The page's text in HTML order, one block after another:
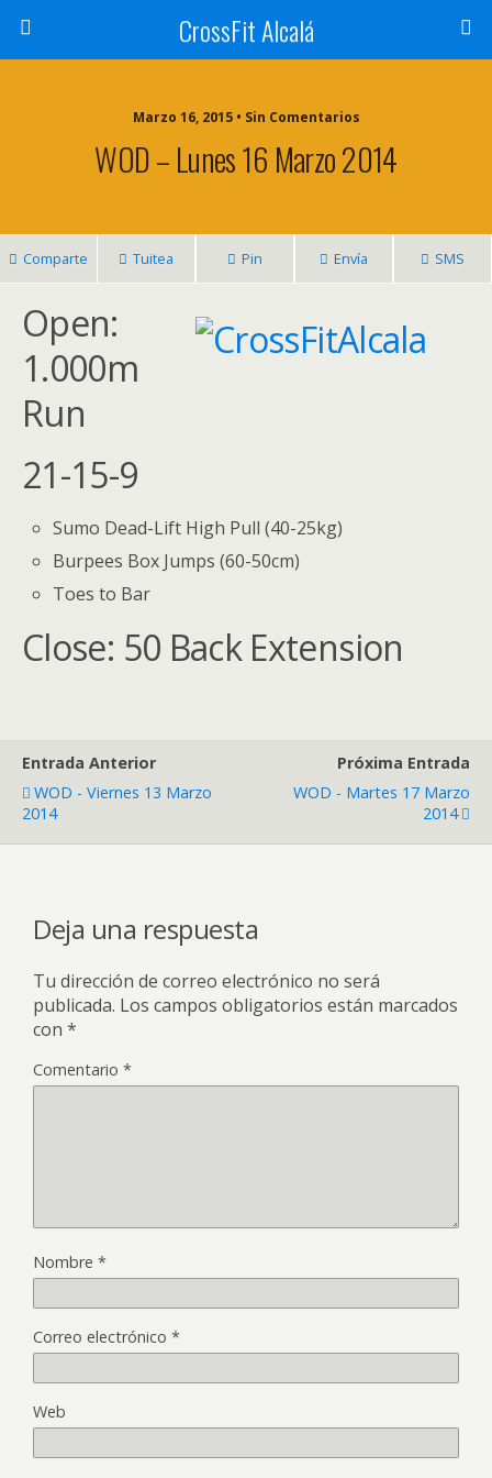
CrossFit Alcalá
Marzo 16, 2015 • Sin Comentarios
WOD – Lunes 16 Marzo 2014
Comparte Tuitea Pin Envía SMS
Open:
1.000m
Run
21-15-9
Sumo Dead-Lift High Pull (40-25kg)
Burpees Box Jumps (60-50cm)
Toes to Bar
Close: 50 Back Extension
Entrada Anterior
WOD - Viernes 13 Marzo
2014
Próxima Entrada
WOD - Martes 17 Marzo
2014
Deja una respuesta
Tu dirección de correo electrónico no será
publicada. Los campos obligatorios están marcados
con *
Comentario *
Nombre *
Correo electrónico *
Web